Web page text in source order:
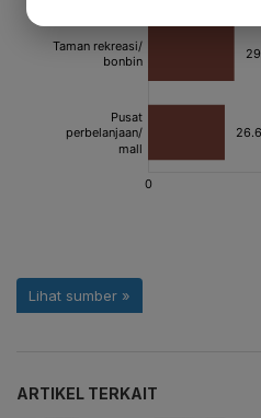
ARTIKEL TERKAIT